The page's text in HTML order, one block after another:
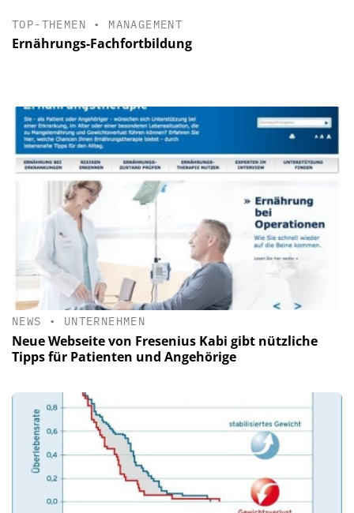
TOP-THEMEN • MANAGEMENT
Ernährungs-Fachfortbildung
NEWS • UNTERNEHMEN
Neue Webseite von Fresenius Kabi gibt nützliche
Tipps für Patienten und Angehörige